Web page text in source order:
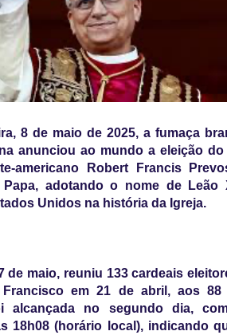
8 de maio de 2025, a fumaça
anunciou ao mundo a eleição
americano Robert Francis
adotando o nome de Leão
Unidos na história da Igreja.
de maio, reuniu 133 cardeais
em 21 de abril, aos
alcançada no segundo dia,
18h08 (horário local), indicando